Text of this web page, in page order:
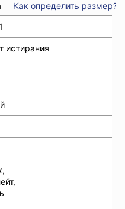
Как определить размер?
истирания